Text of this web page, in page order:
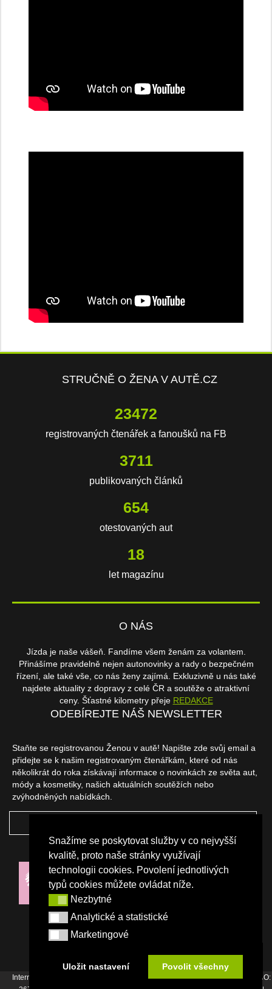
Snažíme se poskytovat služby v co nejvyšší
kvalitě, proto naše stránky využívají
technologii cookies. Povolení jednotlivých
typů cookies můžete ovládat níže.
NezbytnéNezbytné
Analytické a statistické
Analytické a statistické
Marketingové
Marketingové
Uložit nastavení Povolit všechny
STRUČNĚ O ŽENA V AUTĚ.CZ
23472
registrovaných čtenářek a fanoušků na FB
3711
publikovaných článků
654
otestovaných aut
18
let magazínu
O NÁS
Jízda je naše vášeň. Fandíme všem ženám za volantem.
Přinášíme pravidelně nejen autonovinky a rady o bezpečném
řízení, ale také vše, co nás ženy zajímá. Exkluzivně u nás také
najdete aktuality z dopravy z celé ČR a soutěže o atraktivní
ceny. Šťastné kilometry přeje REDAKCE
ODEBÍREJTE NÁŠ NEWSLETTER
Staňte se registrovanou Ženou v autě! Napište zde svůj email a
přidejte se k našim registrovaným čtenářkám, které od nás
několikrát do roka získávají informace o novinkách ze světa aut,
módy a kosmetiky, našich aktuálních soutěžích nebo
zvýhodněných nabídkách.
NAŠI PARTNEŘI
Internetový magazín Žena v autě vydává vydavatelství Srdce Evropy s.r.o., IČO: